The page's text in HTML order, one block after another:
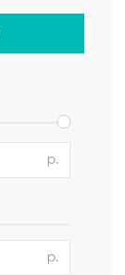
р.
р.